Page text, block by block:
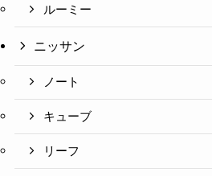
ルーミー
ニッサン
ノート
キューブ
リーフ